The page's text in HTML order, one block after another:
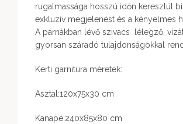
rugalmassága hosszú időn keresztül
exkluzív megjelenést és a kényelmes
A párnákban lévő szivacs lélegző,
gyorsan száradó tulajdonságokkal
Kerti garnitúra méretek:
Asztal:120x75x30 cm
Kanapé:240x85x80 cm